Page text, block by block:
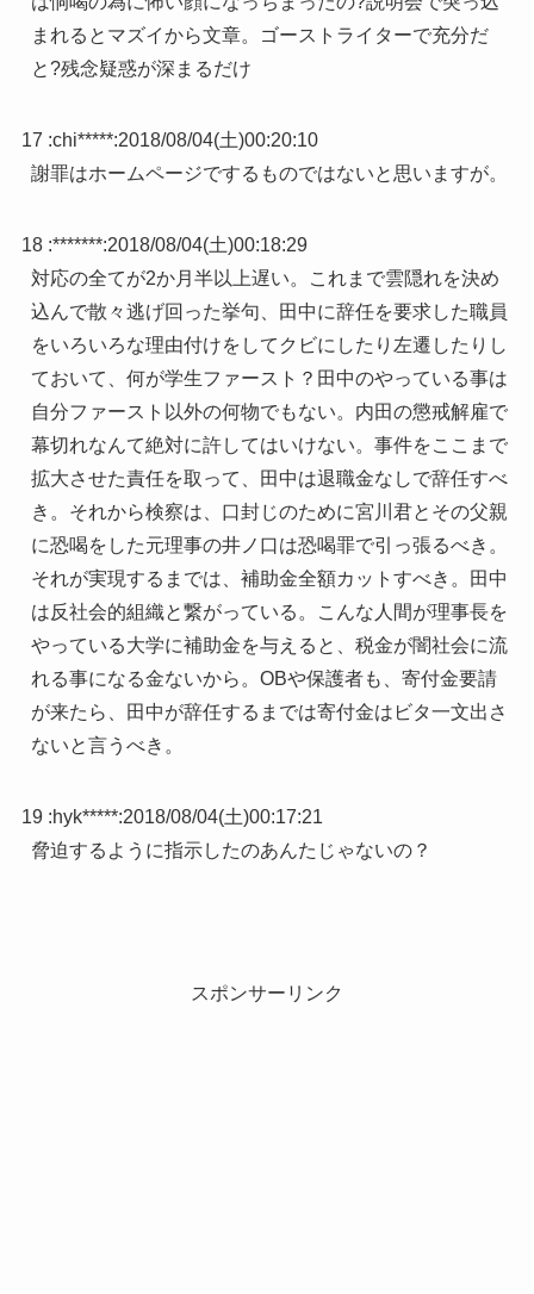
まれるとマズイから文章。ゴーストライターで充分だ
と?残念疑惑が深まるだけ
17 :chi*****:2018/08/04(土)00:20:10
謝罪はホームページでするものではないと思いますが。
18 :*******:2018/08/04(土)00:18:29
対応の全てが2か月半以上遅い。これまで雲隠れを決め
込んで散々逃げ回った挙句、田中に辞任を要求した職員
をいろいろな理由付けをしてクビにしたり左遷したりし
ておいて、何が学生ファースト？田中のやっている事は
自分ファースト以外の何物でもない。内田の懲戒解雇で
幕切れなんて絶対に許してはいけない。事件をここまで
拡大させた責任を取って、田中は退職金なしで辞任すべ
き。それから検察は、口封じのために宮川君とその父親
に恐喝をした元理事の井ノ口は恐喝罪で引っ張るべき。
それが実現するまでは、補助金全額カットすべき。田中
は反社会的組織と繋がっている。こんな人間が理事長を
やっている大学に補助金を与えると、税金が闇社会に流
れる事になる金ないから。OBや保護者も、寄付金要請
が来たら、田中が辞任するまでは寄付金はビタ一文出さ
ないと言うべき。
19 :hyk*****:2018/08/04(土)00:17:21
脅迫するように指示したのあんたじゃないの？
スポンサーリンク